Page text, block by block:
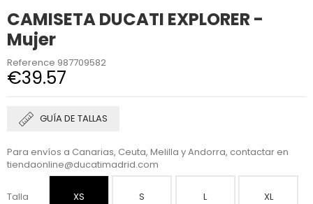
CAMISETA DUCATI EXPLORER -
Mujer
Reference 987709582
€39.57
GUÍA DE TALLAS
Para envíos a Canarias, Ceuta, Melilla y Andorra, contactar en
tiendaonline@ducatimadrid.com
Talla XS S L XL